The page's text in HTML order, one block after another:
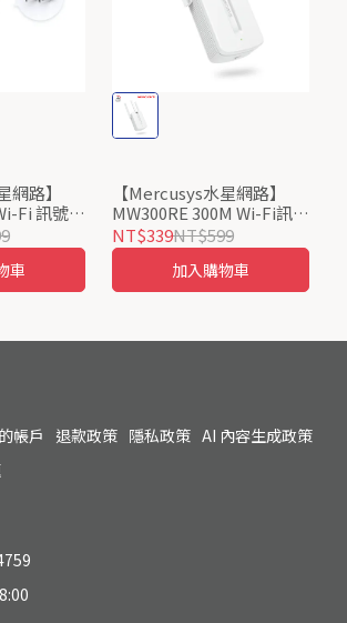
網路】
Fi 訊號延
車
【Mercusys水星網路】
MW300RE 300M Wi-Fi訊號
延伸器
NT$339NT$599
加入購物車
帳戶 退款政策 隱私政策 AI 內容生成政策